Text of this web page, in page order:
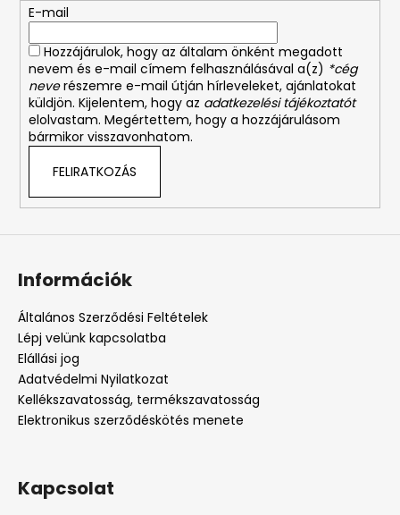
E-mail
Hozzájárulok, hogy az általam önként megadott
nevem és e-mail címem felhasználásával a(z) *cég
neverészemre e-mail útján hírleveleket, ajánlatokat
küldjön. Kijelentem, hogy az adatkezelési tájékoztatót
elolvastam. Megértettem, hogy a hozzájárulásom
bármikor visszavonhatom.
FELIRATKOZÁS
Információk
Általános Szerződési Feltételek
Lépj velünk kapcsolatba
Elállási jog
Adatvédelmi Nyilatkozat
Kellékszavatosság, termékszavatosság
Elektronikus szerződéskötés menete
Kapcsolat